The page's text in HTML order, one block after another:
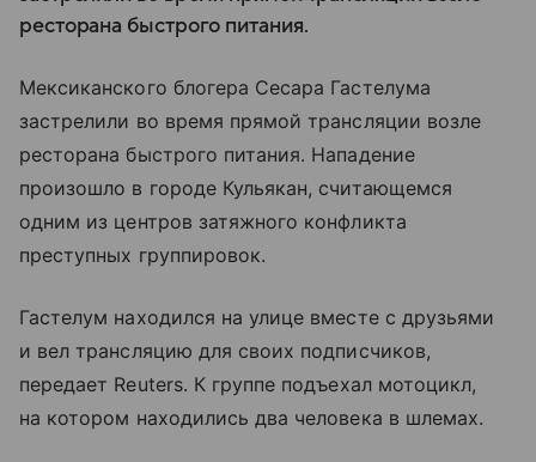
ресторана быстрого питания.
Мексиканского блогера Сесара Гастелума
застрелили во время прямой трансляции возле
ресторана быстрого питания. Нападение
произошло в городе Кульякан, считающемся
одним из центров затяжного конфликта
преступных группировок.
Гастелум находился на улице вместе с друзьями
и вел трансляцию для своих подписчиков,
передает Reuters. К группе подъехал мотоцикл,
на котором находились два человека в шлемах.